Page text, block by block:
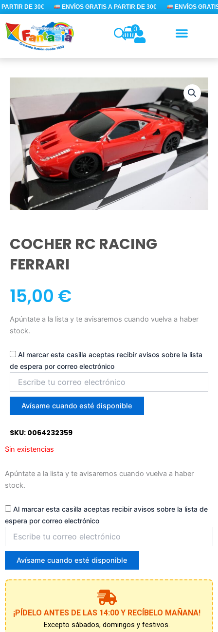
Ir
al
contenido
DE 30€ ENVÍOS GRATIS A PARTIR DE 30€ ENVÍOS
0
COCHER RC RACING
FERRARI
15,00 €
Apúntate a la lista y te avisaremos cuando vuelva a haber
stock.
Al marcar esta casilla aceptas recibir avisos sobre la lista
de espera por correo electrónico
correo
para
unirte
la
lista
de
Avísame cuando esté disponible
SKU: 0064232359
Sin existencias
Apúntate a la lista y te avisaremos cuando vuelva a haber
stock.
Al marcar esta casilla aceptas recibir avisos sobre la lista de
espera por correo electrónico
correo
para
unirte
a
la
lista
de
espera
Avísame cuando esté disponible
¡PÍDELO ANTES DE LAS 14:00 Y RECÍBELO MAÑANA!
Excepto sábados, domingos y festivos.